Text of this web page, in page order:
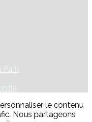
Paris
le contenu
Nous partageons